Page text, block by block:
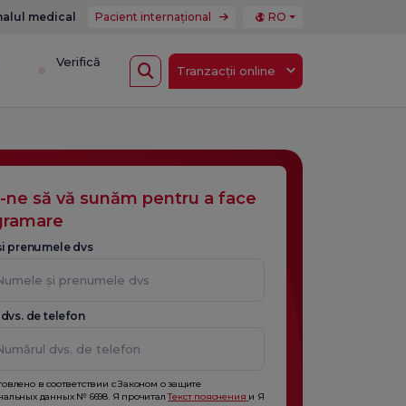
medical Pacient internațional RO
Verifică
Tranzacții online
ne să vă sunăm pentru a face
prenumele dvs
de telefon
в соответствии с Законом о защите
данных № 6698. Я прочиталТекст пояснения и Я